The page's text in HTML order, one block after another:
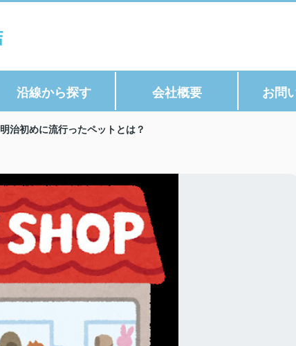
沿線から探す 会社概要 お問
明治初めに流行ったペットとは？